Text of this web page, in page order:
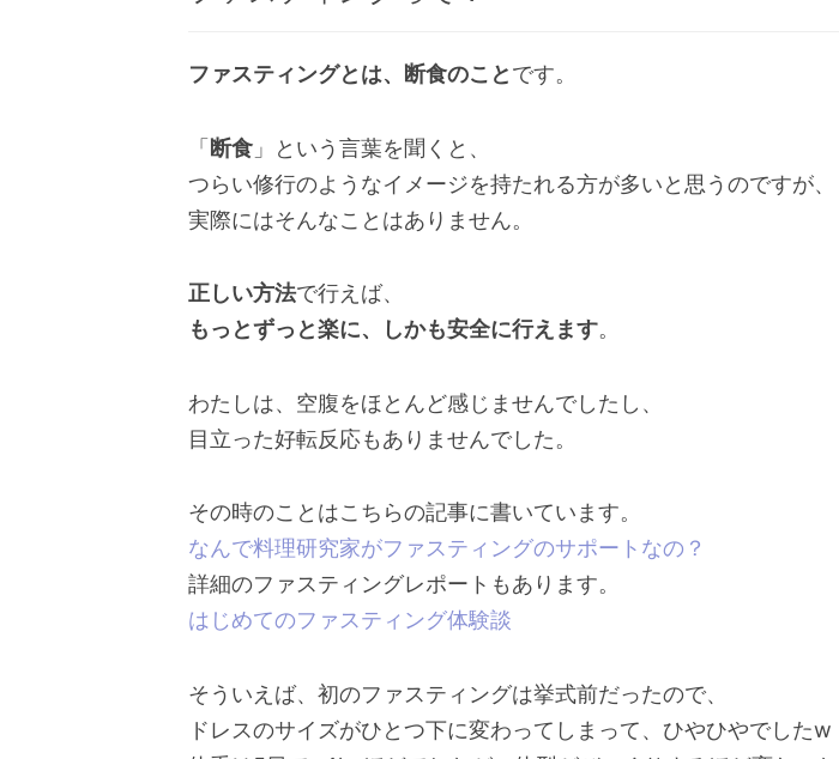
ファスティングとは、断食のことです。
「断食 」という言葉を聞くと、
つらい修行のようなイメージを持たれる方が多いと思うのですが、
実際にはそんなことはありません。
正しい方法で行えば、
もっとずっと楽に、しかも安全に行えます。
わたしは、空腹をほとんど感じませんでしたし、
目立った好転反応もありませんでした。
その時のことはこちらの記事に書いています。
なんで料理研究家がファスティングのサポートなの？
詳細のファスティングレポートもあります。
はじめてのファスティング体験談
そういえば、初のファスティングは挙式前だったので、
ドレスのサイズがひとつ下に変わってしまって、ひやひやでしたw